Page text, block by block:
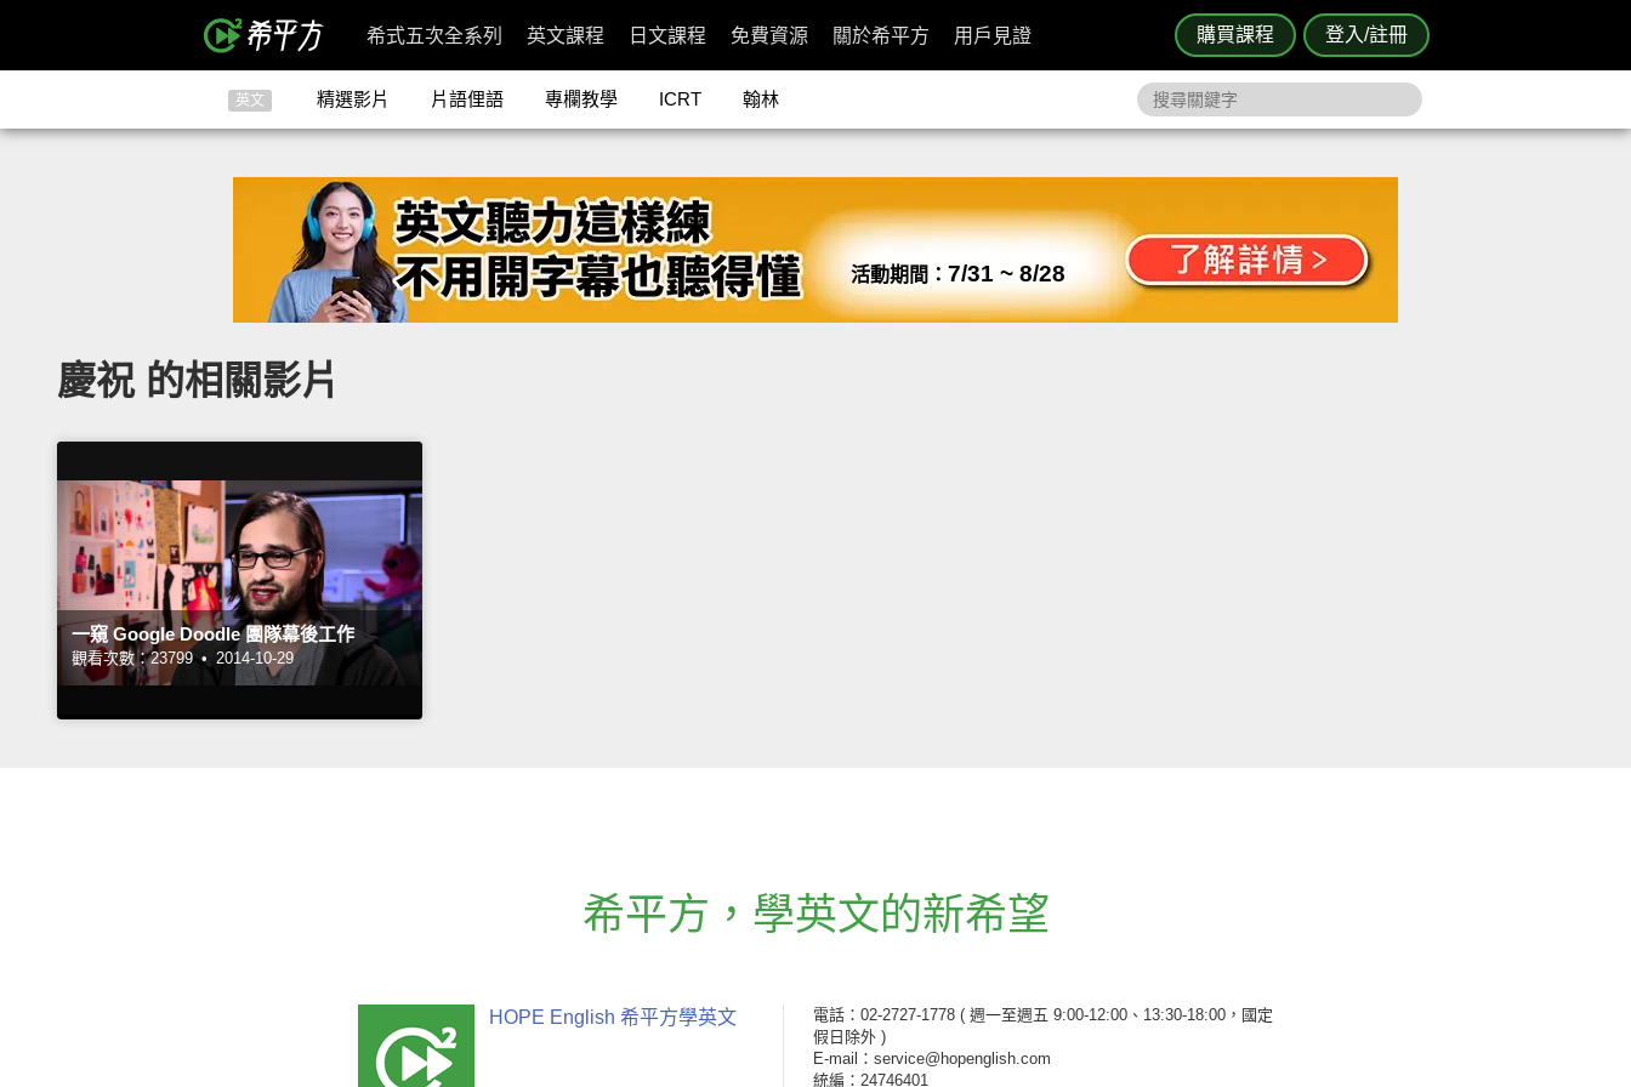
購買課程 登入/註冊
希式五次全系列 英文課程 日文課程 免費資源 關於希平方 用戶見證
英文 精選影片 片語俚語 專欄教學 ICRT 翰林
活動期間： 7/31 ~ 8/28
慶祝 的相關影片
一窺 Google Doodle 團隊幕後工作
觀看次數：23799 • 2014-10-29
希平方 ， 學英文的新希望
HOPE English 希平方學英文 電話：02-2727-1778 ( 週一至週五 9:00-12:00、13:30-18:00，國定
假日除外 )
E-mail：service@hopenglish.com
統編：24746401